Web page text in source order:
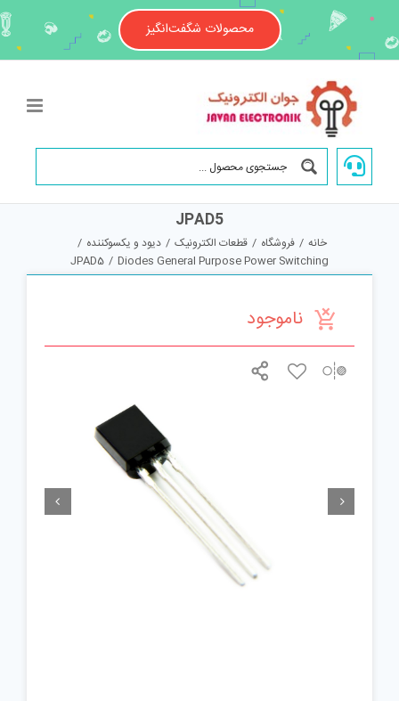
content
محصولات شگفت‌انگیز
JPAD5
خانه / فروشگاه / قطعات الکترونیک / دیود و یکسوکننده /
Diodes General Purpose Power Switching
/
JPAD5
ناموجود
 